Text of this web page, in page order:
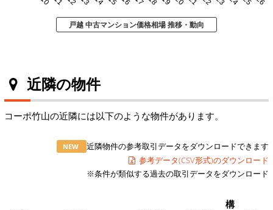
戸越 中古マンション価格相場 推移・動向
近隣の物件
コーポ竹山の近隣には以下のような物件があります。
NEW
近隣物件の参考取引データをダウンロードできます
参考データ(CSV形式)のダウンロード
※条件が類似する過去の取引データをダウンロード
構